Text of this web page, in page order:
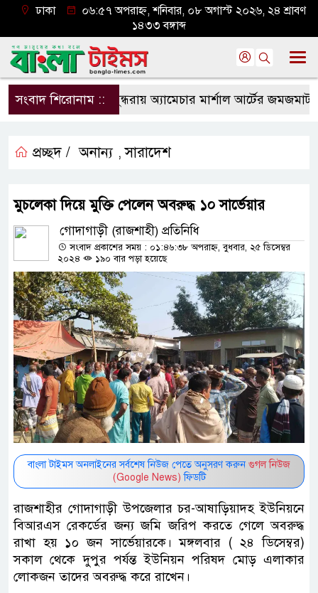
ঢাকা
০৬:৫৭ অপরাহ্ন, শনিবার, ০৮ অগাস্ট ২০২৬, ২৪ শ্রাবণ
১৪৩৩ বঙ্গাব্দ
সংবাদ শিরোনাম ::বসুন্ধরায় অ্যামেচার মার্শাল আর্টের জমজমাট আসর
প্রচ্ছদ / অনান্য ,সারাদেশ
মুচলেকা দিয়ে মুক্তি পেলেন অবরুদ্ধ ১০ সার্ভেয়ার
গোদাগাড়ী (রাজশাহী) প্রতিনিধি
সংবাদ প্রকাশের সময় : ০১:৪৬:৩৮ অপরাহ্ন, বুধবার, ২৫ ডিসেম্বর
২০২৪
১৯০ বার পড়া হয়েছে
বাংলা টাইমস অনলাইনের সর্বশেষ নিউজ পেতে অনুসরণ করুন গুগল নিউজ
(Google News) ফিডটি
রাজশাহীর গোদাগাড়ী উপজেলার চর-আষাড়িয়াদহ ইউনিয়নে
বিআরএস রেকর্ডের জন্য জমি জরিপ করতে গেলে অবরুদ্ধ
রাখা হয় ১০ জন সার্ভেয়ারকে। মঙ্গলবার ( ২৪ ডিসেম্বর)
সকাল থেকে দুপুর পর্যন্ত ইউনিয়ন পরিষদ মোড় এলাকার
লোকজন তাদের অবরুদ্ধ করে রাখেন।